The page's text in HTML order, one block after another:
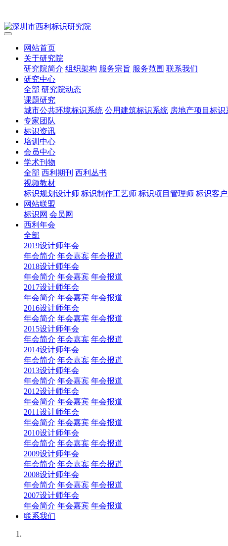
网站首页
关于研究院
研究院简介 组织架构 服务宗旨 服务范围 联系我们
研究中心
全部 研究院动态
课题研究
城市公共环境标识系统 公用建筑标识系统 房地产项目标识
专家团队
标识资讯
培训中心
会员中心
学术刊物
全部 西利期刊 西利丛书
视频教材
标识规划设计师 标识制作工艺师 标识项目管理师 标识客
网站联盟
标识网 会员网
西利年会
全部
2019设计师年会
年会简介 年会嘉宾 年会报道
2018设计师年会
年会简介 年会嘉宾 年会报道
2017设计师年会
年会简介 年会嘉宾 年会报道
2016设计师年会
年会简介 年会嘉宾 年会报道
2015设计师年会
年会简介 年会嘉宾 年会报道
2014设计师年会
年会简介 年会嘉宾 年会报道
2013设计师年会
年会简介 年会嘉宾 年会报道
2012设计师年会
年会简介 年会嘉宾 年会报道
2011设计师年会
年会简介 年会嘉宾 年会报道
2010设计师年会
年会简介 年会嘉宾 年会报道
2009设计师年会
年会简介 年会嘉宾 年会报道
2008设计师年会
年会简介 年会嘉宾 年会报道
2007设计师年会
年会简介 年会嘉宾 年会报道
联系我们